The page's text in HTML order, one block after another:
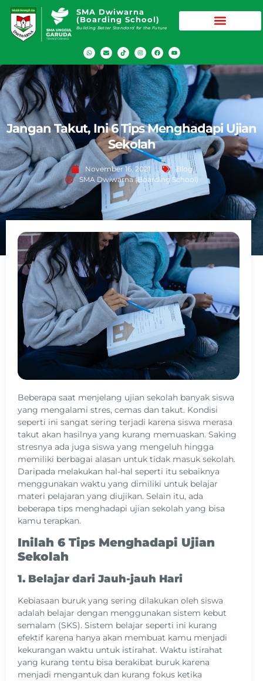
SMA Dwiwarna
(Boarding School)
Building Better Standard for the Future
Jangan Takut, Ini 6 Tips Menghadapi Ujian
Sekolah
November 16, 2021
Blog
SMA Dwiwarna (Boarding School)
Beberapa saat menjelang ujian sekolah banyak siswa
yang mengalami stres, cemas dan takut. Kondisi
seperti ini sangat sering terjadi karena siswa merasa
takut akan hasilnya yang kurang memuaskan. Saking
stresnya ada juga siswa yang mengeluh hingga
memiliki berbagai alasan untuk tidak masuk sekolah.
Daripada melakukan hal-hal seperti itu sebaiknya
menggunakan waktu yang dimiliki untuk belajar
materi pelajaran yang diujikan. Selain itu, ada
beberapa tips menghadapi ujian sekolah yang bisa
kamu terapkan.
Inilah 6 Tips Menghadapi Ujian
Sekolah
1. Belajar dari Jauh-jauh Hari
Kebiasaan buruk yang sering dilakukan oleh siswa
adalah belajar dengan menggunakan sistem kebut
semalam (SKS). Sistem belajar seperti ini kurang
efektif karena hanya akan membuat kamu menjadi
kekurangan waktu untuk istirahat. Waktu istirahat
yang kurang tentu bisa berakibat buruk karena
menjadi mengantuk dan kurang fokus ketika